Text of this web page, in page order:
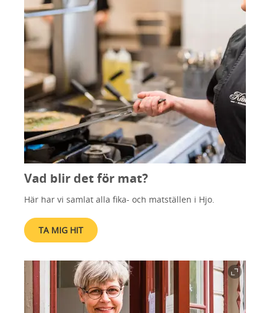
Vad blir det för mat?
Här har vi samlat alla fika- och matställen i Hjo.
TA MIG HIT